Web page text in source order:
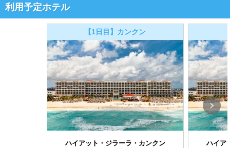
利用予定ホテル
【1日目】カンクン
ハイアット・ジラーラ・カンクン ハイア